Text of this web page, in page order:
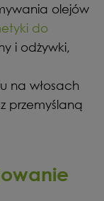
olejów
do
i odżywki,
na włosach
przemyślaną